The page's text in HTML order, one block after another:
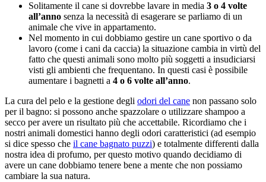
Solitamente il cane si dovrebbe lavare in media 3 o 4 volte
all’anno senza la necessità di esagerare se parliamo di un
animale che vive in appartamento.
Nel momento in cui dobbiamo gestire un cane sportivo o da
lavoro (come i cani da caccia) la situazione cambia in virtù del
fatto che questi animali sono molto più soggetti a insudiciarsi
visti gli ambienti che frequentano. In questi casi è possibile
aumentare i bagnetti a 4 o 6 volte all’anno.
La cura del pelo e la gestione degli odori del cane non passano solo
per il bagno: si possono anche spazzolare o utilizzare shampoo a
secco per avere un risultato più che accettabile. Ricordiamo che i
nostri animali domestici hanno degli odori caratteristici (ad esempio
si dice spesso che il cane bagnato puzzi) e totalmente differenti dalla
nostra idea di profumo, per questo motivo quando decidiamo di
avere un cane dobbiamo tenere bene a mente che non possiamo
cambiare la sua natura.